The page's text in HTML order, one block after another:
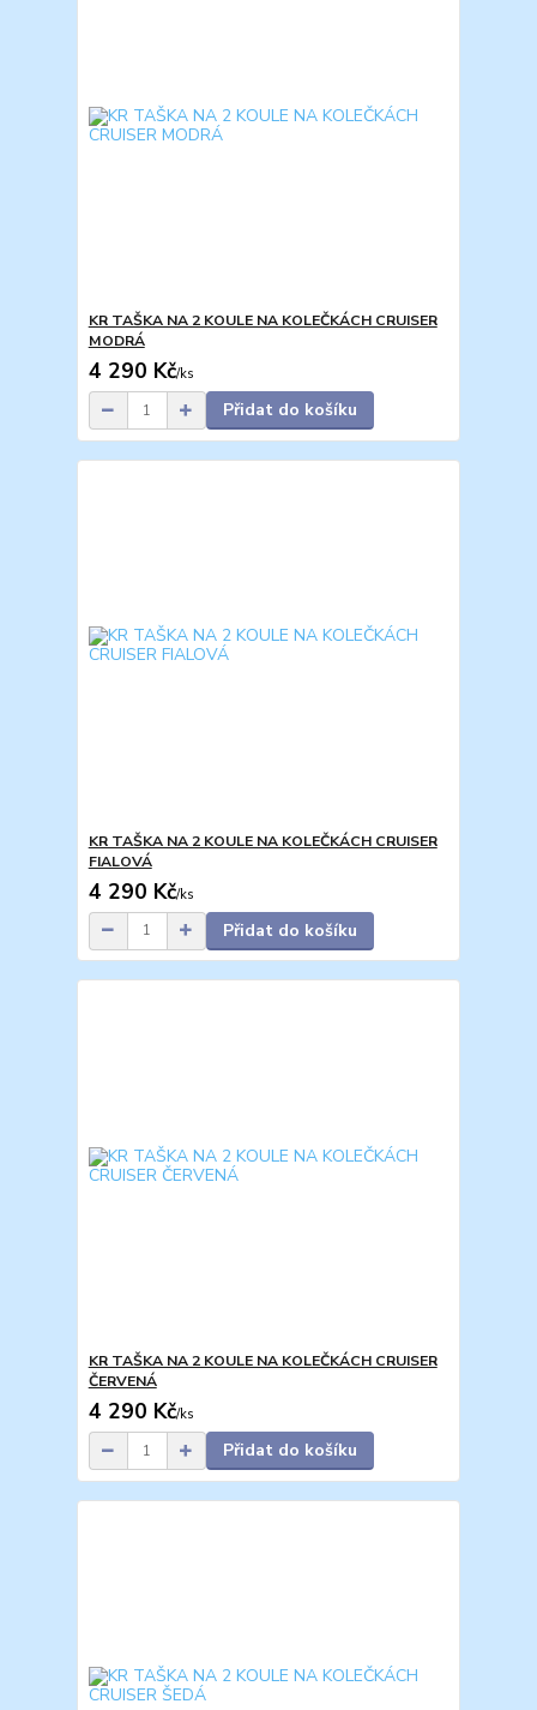
KR TAŠKA NA 2 KOULE NA KOLEČKÁCH CRUISER
MODRÁ
4 290 Kč/ks
Přidat do košíku
KR TAŠKA NA 2 KOULE NA KOLEČKÁCH CRUISER
FIALOVÁ
4 290 Kč/ks
Přidat do košíku
KR TAŠKA NA 2 KOULE NA KOLEČKÁCH CRUISER
ČERVENÁ
4 290 Kč/ks
Přidat do košíku